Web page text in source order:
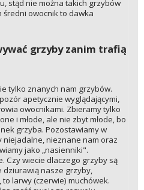
stąd nie można takich grzybów
średni owocnik to dawka
grzyby zanim trafią
tylko znanych nam grzybów.
apetycznie wyglądającymi,
owocnikami. Zbieramy tylko
i młode, ale nie zbyt młode, bo
grzyba. Pozostawiamy w
nieznane nam oraz
jako „nasienniki".
Czy wiecie dlaczego grzyby są
dziurawią nasze grzyby,
larwy (czerwie) muchówek.